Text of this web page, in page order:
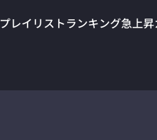
プレイリストランキング急上昇